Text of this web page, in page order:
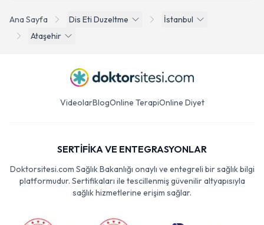
Ana Sayfa Dis Eti Duzeltme
İstanbul
Ataşehir
VideolarBlogOnline TerapiOnline Diyet
SERTİFİKA VE ENTEGRASYONLAR
Doktorsitesi.com Sağlık Bakanlığı onaylı ve entegreli bir sağlık bilgi
platformudur. Sertifikaları ile tescillenmiş güvenilir altyapısıyla
sağlık hizmetlerine erişim sağlar.